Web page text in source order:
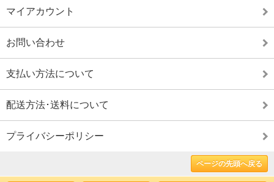
マイアカウント
お問い合わせ
支払い方法について
配送方法･送料について
プライバシーポリシー
ページの先頭へ戻る